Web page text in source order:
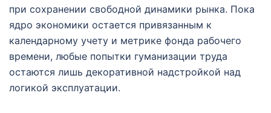
при сохранении свободной динамики рынка. Пока
ядро экономики остается привязанным к
календарному учету и метрике фонда рабочего
времени, любые попытки гуманизации труда
остаются лишь декоративной надстройкой над
логикой эксплуатации.